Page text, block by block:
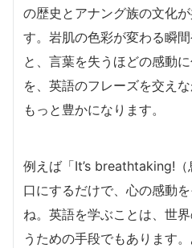
の歴史とアナング族の文化
す。岩肌の色彩が変わる瞬
と、言葉を失うほどの感動
を、英語のフレーズを交え
もっと豊かになります。
例えば「It’s breathtaking!（
口にするだけで、心の感動
ね。英語を学ぶことは、世
うための手段でもあります